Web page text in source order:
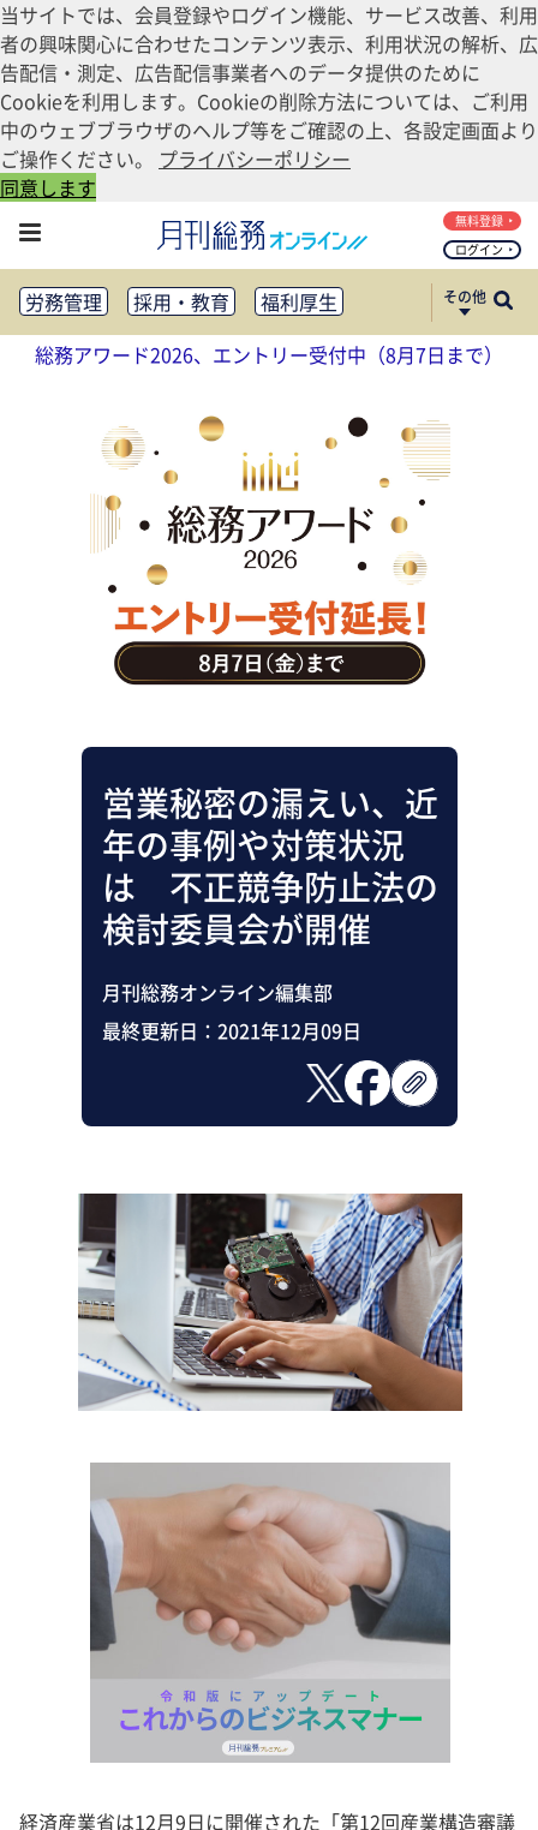
当サイトでは、会員登録やログイン機能、サービス改善、利用
者の興味関心に合わせたコンテンツ表示、利用状況の解析、広
告配信・測定、広告配信事業者へのデータ提供のために
Cookieを利用します。Cookieの削除方法については、ご利用
中のウェブブラウザのヘルプ等をご確認の上、各設定画面より
ご操作ください。 プライバシーポリシー
同意します
ログイン
無料登録
労務管理 採用・教育
福利厚生
健康経営
働き方改革
法務・コンプライアンス
リスクマネジメント・BCP
社外・社内広報
社外・社内コミュニケーション活性化
FM・オフィス移転
CSR・SDGs
テクノロジー活用・DX
助成金・補助金・コスト削減
アウトソーシング・BPO
調査・レポート
その他
総務アワード2026、エントリー受付中（8月7日まで）
営業秘密の漏えい、近
年の事例や対策状況
は 不正競争防止法の
検討委員会が開催
月刊総務オンライン編集部
最終更新日： 2021年12月09日
経済産業省は12月9日に開催された「第12回産業構造審議